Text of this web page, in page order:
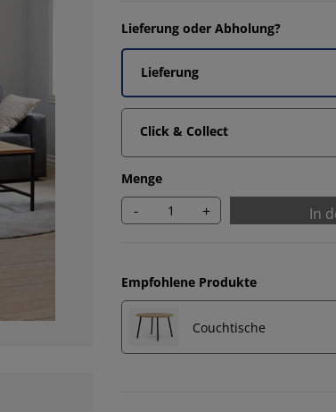
Lieferung oder Abholung?
Lieferung
Click & Collect
Menge
- + In
Empfohlene Produkte
Couchtische
3.225806451612903%
11.29032258064516%